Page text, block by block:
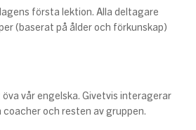
första lektion. Alla deltagare
(baserat på ålder och förkunskap)
vår engelska. Givetvis interagerar
coacher och resten av gruppen.